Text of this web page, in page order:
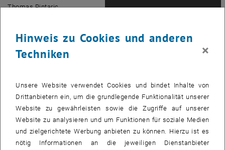
Thomas Pintaric.
schließlich traten die acht
zu zweit gegeneinander an.
sieben von acht Rennen
gewinnen und sicherte sich
so am 15. Juli schließlich
aden ersten Platz.
"Im Wesentlichen benötigte
man drei entscheidende
Hinweis zu Cookies und anderen
Techniken
×
Unsere Website verwendet Cookies und bindet Inhalte von
Drittanbietern ein, um die grundlegende Funktionalität unserer
Website zu gewährleisten sowie die Zugriffe auf unserer
Website zu analysieren und um Funktionen für soziale Medien
und zielgerichtete Werbung anbieten zu können. Hierzu ist es
nötig Informationen an die jeweiligen Dienstanbieter